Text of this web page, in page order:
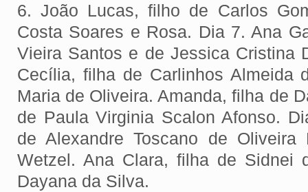
6. João Lucas, filho de Carlos
Costa Soares e Rosa. Dia 7. Ana
Vieira Santos e de Jessica Cristina
Cecília, filha de Carlinhos Almeida
Maria de Oliveira. Amanda, filha de
de Paula Virginia Scalon Afonso.
de Alexandre Toscano de
Wetzel. Ana Clara, filha de Sidnei
Dayana da Silva.